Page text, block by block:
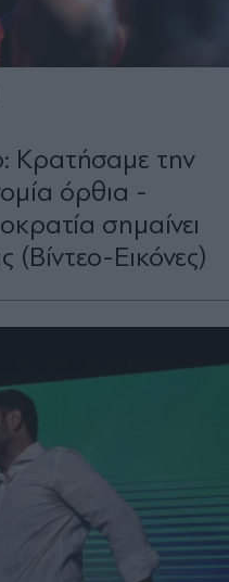
Κρατήσαμε την
όρθια -
σημαίνει
Εικόνες)